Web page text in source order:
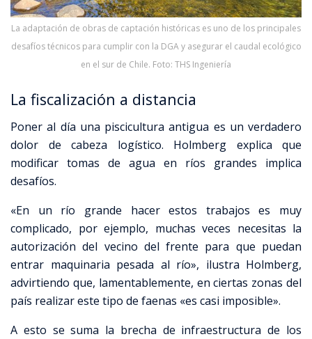
La adaptación de obras de captación históricas es uno de los principales
desafíos técnicos para cumplir con la DGA y asegurar el caudal ecológico
en el sur de Chile. Foto: THS Ingeniería
La fiscalización a distancia
Poner al día una piscicultura antigua es un verdadero
dolor de cabeza logístico. Holmberg explica que
modificar tomas de agua en ríos grandes implica
desafíos.
«En un río grande hacer estos trabajos es muy
complicado, por ejemplo, muchas veces necesitas la
autorización del vecino del frente para que puedan
entrar maquinaria pesada al río», ilustra Holmberg,
advirtiendo que, lamentablemente, en ciertas zonas del
país realizar este tipo de faenas «es casi imposible».
A esto se suma la brecha de infraestructura de los